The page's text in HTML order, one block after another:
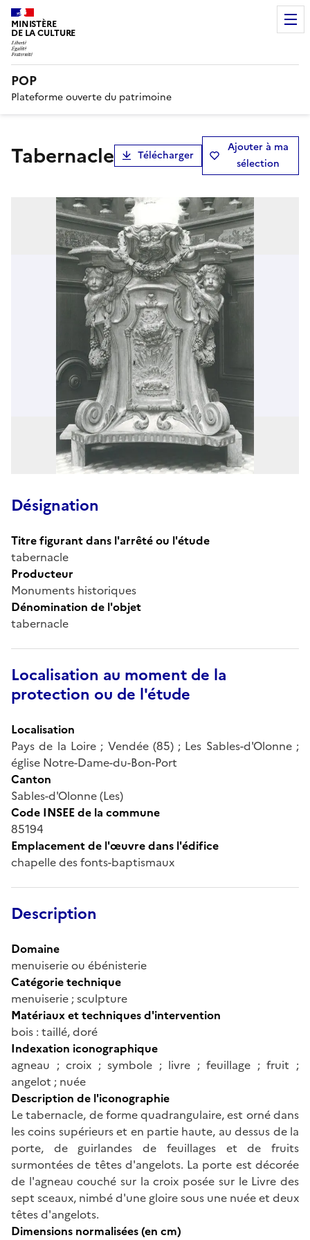
MINISTÈRE
DE LA CULTURE
POP
Plateforme ouverte du patrimoine
tabernacle Télécharger
Ajouter à ma
sélection
Désignation
Titre figurant dans l'arrêté ou l'étude
tabernacle
Producteur
Monuments historiques
Dénomination de l'objet
tabernacle
Localisation au moment de la
protection ou de l'étude
Localisation
Pays de la Loire ; Vendée (85) ; Les Sables-d'Olonne ;
église Notre-Dame-du-Bon-Port
Canton
Sables-d'Olonne (Les)
Code INSEE de la commune
85194
Emplacement de l'œuvre dans l'édifice
chapelle des fonts-baptismaux
Description
Domaine
menuiserie ou ébénisterie
Catégorie technique
menuiserie ; sculpture
Matériaux et techniques d'intervention
bois : taillé, doré
Indexation iconographique
agneau ; croix ; symbole ; livre ; feuillage ; fruit ;
angelot ; nuée
Description de l'iconographie
Le tabernacle, de forme quadrangulaire, est orné dans
les coins supérieurs et en partie haute, au dessus de la
porte, de guirlandes de feuillages et de fruits
surmontées de têtes d'angelots. La porte est décorée
de l'agneau couché sur la croix posée sur le Livre des
sept sceaux, nimbé d'une gloire sous une nuée et deux
têtes d'angelots.
Dimensions normalisées (en cm)